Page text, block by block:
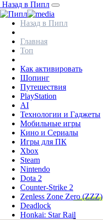
Назад в Пипл
Назад в Пипл
Главная
Топ
Как активировать
Шопинг
Путешествия
PlayStation
AI
Технологии и Гаджеты
Мобильные игры
Кино и Сериалы
Игры для ПК
Xbox
Steam
Nintendo
Dota 2
Counter-Strike 2
Zenless Zone Zero (ZZZ)
Deadlock
Honkai: Star Rail